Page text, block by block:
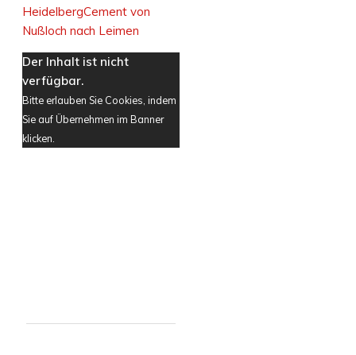
HeidelbergCement von
Nußloch nach Leimen
Der Inhalt ist nicht
verfügbar.
Bitte erlauben Sie Cookies, indem
Sie auf Übernehmen im Banner
klicken.